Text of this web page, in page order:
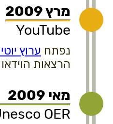
מרץ 2009
YouTube
נפתח ערוץ
הרצאות
מאי 2009
OER